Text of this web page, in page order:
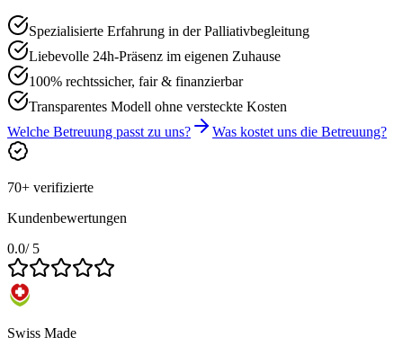
Spezialisierte Erfahrung in der Palliativbegleitung
Liebevolle 24h-Präsenz im eigenen Zuhause
100% rechtssicher, fair & finanzierbar
Transparentes Modell ohne versteckte Kosten
Welche Betreuung passt zu uns?
Was kostet uns die Betreuung?
70+ verifizierte
Kundenbewertungen
0.0/ 5
Swiss Made